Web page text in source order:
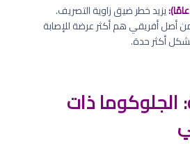
يزيد خطر ضيق زاوية التصريف.
أصل أفريقي هم أكثر عرضة للإصابة
أكثر حدة.
ذات